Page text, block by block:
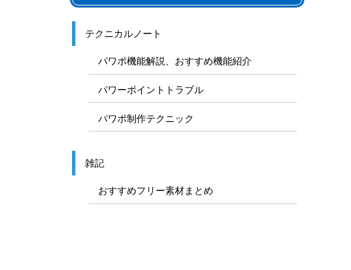
テクニカルノート
パワポ機能解説、おすすめ機能紹介
パワーポイントトラブル
パワポ制作テクニック
雑記
おすすめフリー素材まとめ